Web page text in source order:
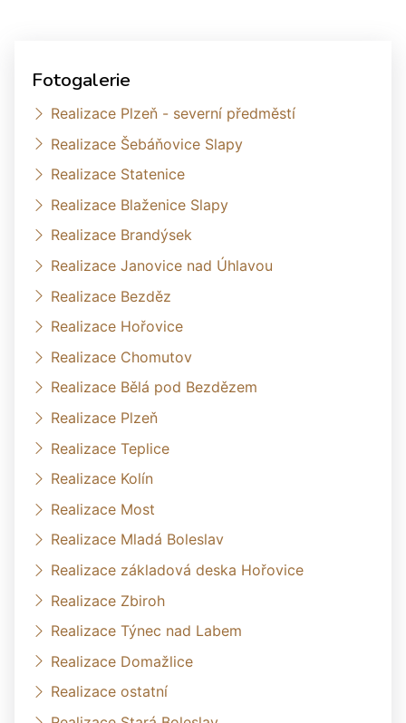
Fotogalerie
Realizace Plzeň - severní předměstí
Realizace Šebáňovice Slapy
Realizace Statenice
Realizace Blaženice Slapy
Realizace Brandýsek
Realizace Janovice nad Úhlavou
Realizace Bezděz
Realizace Hořovice
Realizace Chomutov
Realizace Bělá pod Bezdězem
Realizace Plzeň
Realizace Teplice
Realizace Kolín
Realizace Most
Realizace Mladá Boleslav
Realizace základová deska Hořovice
Realizace Zbiroh
Realizace Týnec nad Labem
Realizace Domažlice
Realizace ostatní